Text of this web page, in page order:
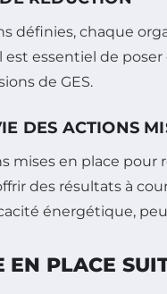
définies, chaque
est essentiel de
de GES.
DES ACTIONS
mises en place
des résultats à
énergétique,
PLACE